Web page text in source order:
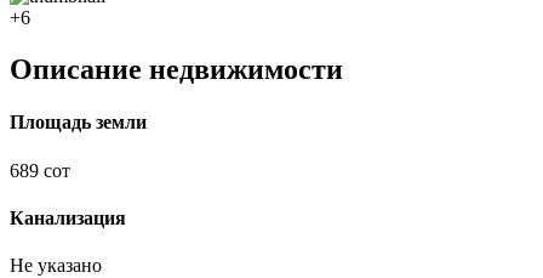
+6
Описание недвижимости
Площадь земли
689 сот
Канализация
Не указано